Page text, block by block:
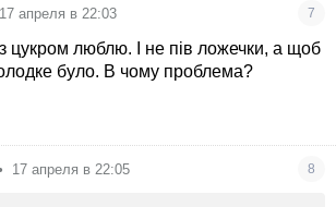
17 апреля в 22:03 7
цукром люблю. І не пів ложечки, а щоб
було. В чому проблема?
17 апреля в 22:05 8